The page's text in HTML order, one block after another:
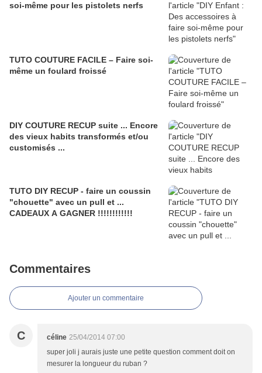
soi-même pour les pistolets nerfs
TUTO COUTURE FACILE – Faire soi-
même un foulard froissé
DIY COUTURE RECUP suite ... Encore
des vieux habits transformés et/ou
customisés ...
TUTO DIY RECUP - faire un coussin
"chouette" avec un pull et ...
CADEAUX A GAGNER !!!!!!!!!!!!
Commentaires
Ajouter un commentaire
C céline 25/04/2014 07:00
super joli j aurais juste une petite question comment doit on
mesurer la longueur du ruban ?